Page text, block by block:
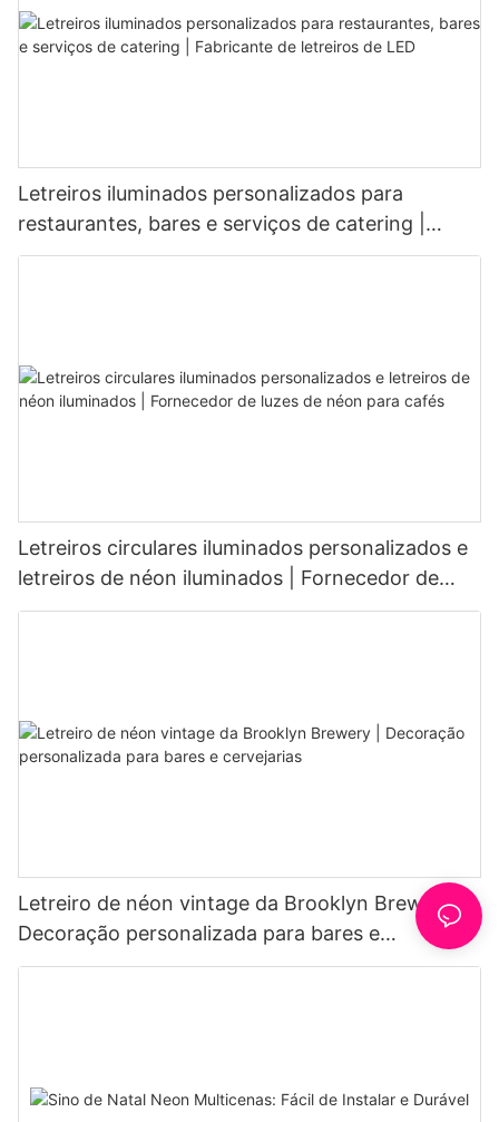
Letreiros iluminados personalizados para
restaurantes, bares e serviços de catering |
Fabricante de letreiros de LED
Letreiros circulares iluminados personalizados e
letreiros de néon iluminados | Fornecedor de
luzes de néon para cafés
Letreiro de néon vintage da Brooklyn Brewery |
Decoração personalizada para bares e
cervejarias